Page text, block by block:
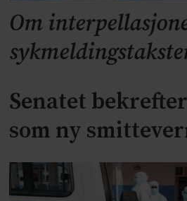
Om
Senatet
som ny